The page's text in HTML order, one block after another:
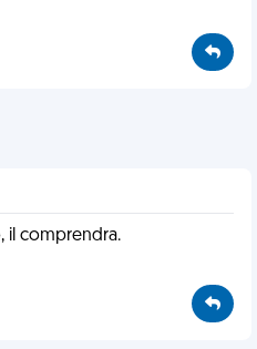
il comprendra.